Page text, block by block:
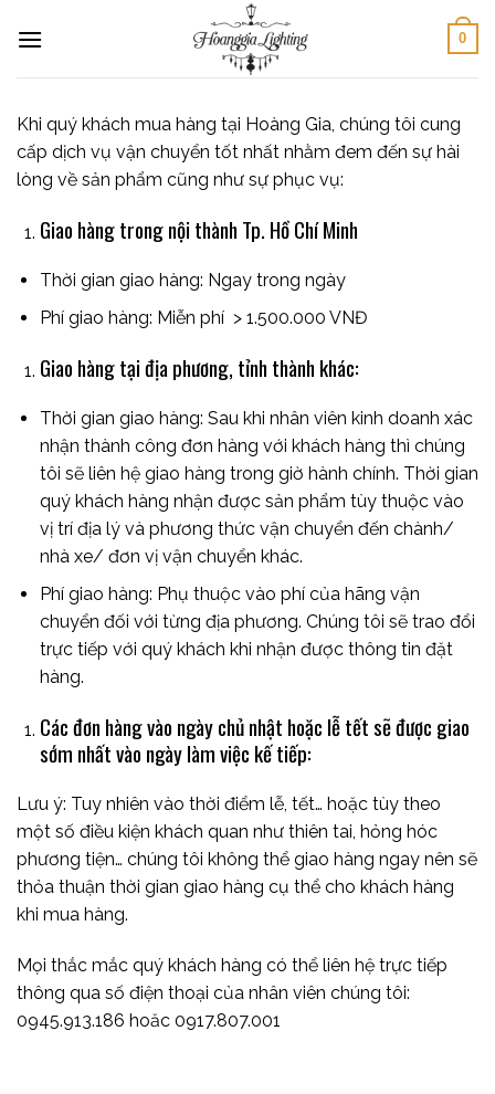
0
Khi quý khách mua hàng tại Hoàng Gia, chúng tôi cung
cấp dịch vụ vận chuyển tốt nhất nhằm đem đến sự hài
lòng về sản phẩm cũng như sự phục vụ:
Giao hàng trong nội thành Tp. Hồ Chí Minh
Thời gian giao hàng: Ngay trong ngày
Phí giao hàng: Miễn phí > 1.500.000 VNĐ
Giao hàng tại địa phương, tỉnh thành khác:
Thời gian giao hàng: Sau khi nhân viên kinh doanh xác
nhận thành công đơn hàng với khách hàng thì chúng
tôi sẽ liên hệ giao hàng trong giờ hành chính. Thời gian
quý khách hàng nhận được sản phẩm tùy thuộc vào
vị trí địa lý và phương thức vận chuyển đến chành/
nhà xe/ đơn vị vận chuyển khác.
Phí giao hàng: Phụ thuộc vào phí của hãng vận
chuyển đối với từng địa phương. Chúng tôi sẽ trao đổi
trực tiếp với quý khách khi nhận được thông tin đặt
hàng.
Các đơn hàng vào ngày chủ nhật hoặc lễ tết sẽ được giao
sớm nhất vào ngày làm việc kế tiếp:
Lưu ý: Tuy nhiên vào thời điểm lễ, tết… hoặc tùy theo
một số điều kiện khách quan như thiên tai, hỏng hóc
phương tiện… chúng tôi không thể giao hàng ngay nên sẽ
thỏa thuận thời gian giao hàng cụ thể cho khách hàng
khi mua hàng.
Mọi thắc mắc quý khách hàng có thể liên hệ trực tiếp
thông qua số điện thoại của nhân viên chúng tôi:
0945.913.186 hoăc 0917.807.001